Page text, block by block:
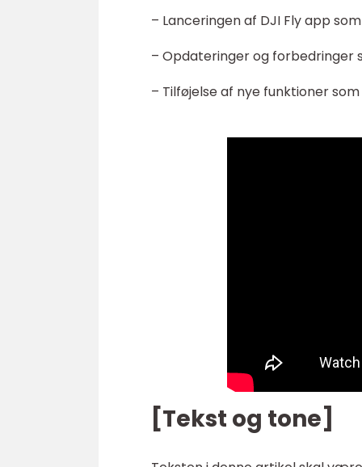
– Lanceringen af DJI Fly app
– Opdateringer og forbedringer
– Tilføjelse af nye funktioner
[Tekst og tone]